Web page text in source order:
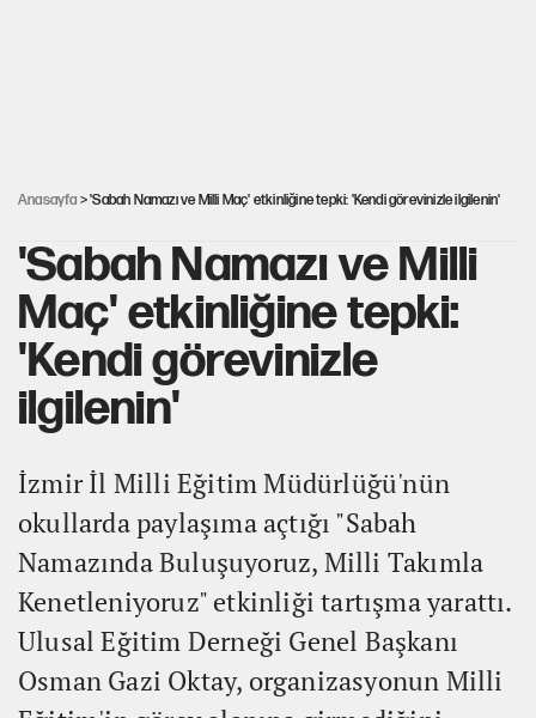
Anasayfa > 'Sabah Namazı ve Milli Maç' etkinliğine tepki: 'Kendi görevinizle ilgilenin'
'Sabah Namazı ve Milli
Maç' etkinliğine tepki:
'Kendi görevinizle
ilgilenin'
İzmir İl Milli Eğitim Müdürlüğü'nün
okullarda paylaşıma açtığı "Sabah
Namazında Buluşuyoruz, Milli Takımla
Kenetleniyoruz" etkinliği tartışma yarattı.
Ulusal Eğitim Derneği Genel Başkanı
Osman Gazi Oktay, organizasyonun Milli